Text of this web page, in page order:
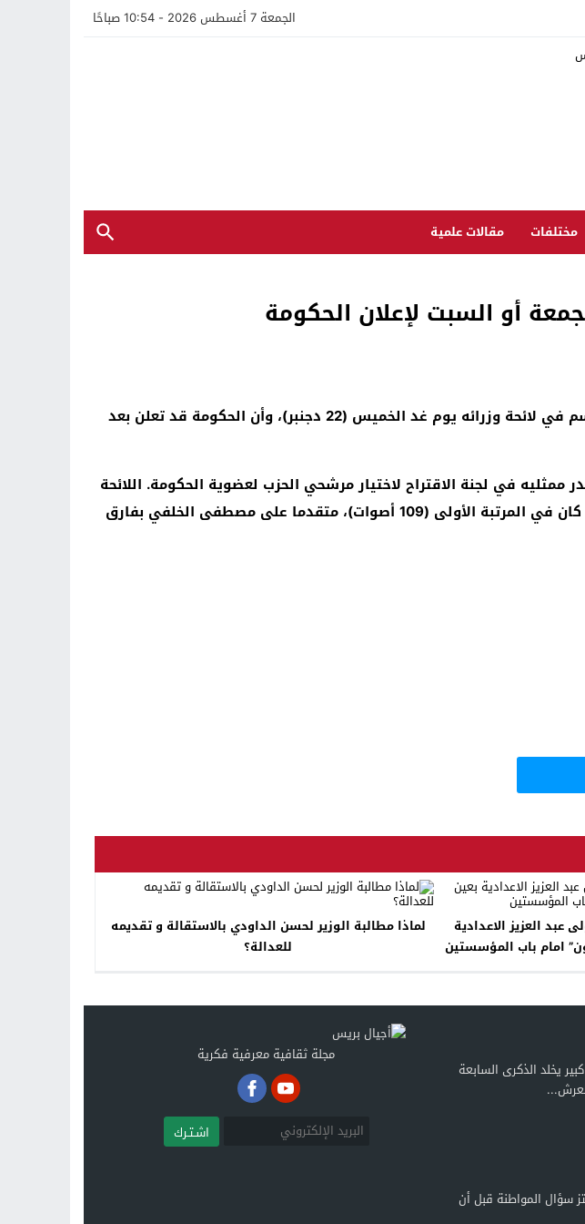
الجمعة 7 أغسطس 2026 - 10:54 صباحًا
مختلفات مقالات علمية
أو السبت لإعلان الحكومة
كشف الحبيب الشوباني، عضو الأمانة العامة لحزب العدالة والتنمية، أن الحزب قد يحسم في لائحة وزرائه يوم غد الخميس (22 دجنبر)، وأن الحكومة قد تعلن بعد
في لجنة الاقتراح لاختيار مرشحي الحزب لعضوية الحكومة. اللائحة
ضمت 36 عضوا، اختيروا عبر صناديق الاقتراع. محمد نجيب بوليف، عضو الأمانة العامة، كان في المرتبة الأولى (109 أصوات)، متقدما على مصطفى الخلفي بفارق
عبد العزيز الاعدادية
امام باب المؤسستين
لماذا مطالبة الوزير لحسن الداودي بالاستقالة و تقديمه
للعدالة؟
يخلد الذكرى السابعة
سؤال المواطنة قبل أن
مجلة ثقافية معرفية فكرية
اشـتـرك